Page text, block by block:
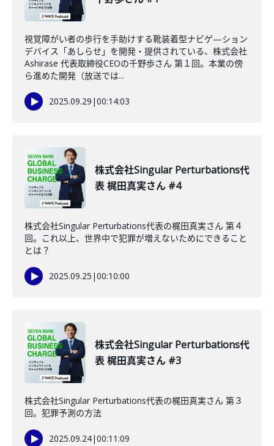
視覚障がい者の歩行を手助けする靴装着型ナビゲ—ション
デバイス「あしらせ」を開発・提供されている、株式会社
Ashirase 代表取締役CEOの千野歩さん 第１回。本業の傍
ら進めた開発（放送では...
2025.09.29 |00:14:03
株式会社Singular Perturbations代
表 梶田真実さん #4
株式会社Singular Perturbations代表の梶田真実さん 第４
回。これ以上、世界中で犯罪が増えないためにできること
とは？
2025.09.25 |00:10:00
株式会社Singular Perturbations代
表 梶田真実さん #3
株式会社Singular Perturbations代表の梶田真実さん 第３
回。犯罪予測の方法
2025.09.24|00:11:09